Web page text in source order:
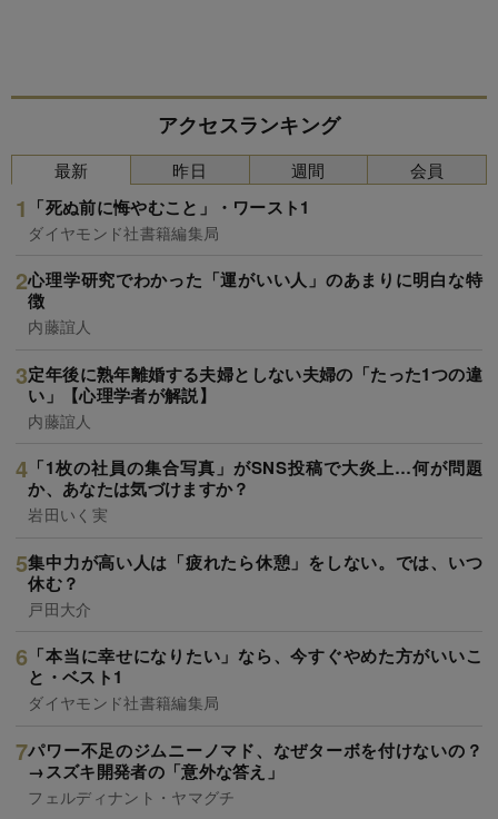
アクセスランキング
最新
「死ぬ前に悔やむこと」・ワースト1
ダイヤモンド社書籍編集局
心理学研究でわかった「運がいい人」のあまりに明白な特
徴
内藤誼人
定年後に熟年離婚する夫婦としない夫婦の「たった1つの違
い」【心理学者が解説】
内藤誼人
「1枚の社員の集合写真」がSNS投稿で大炎上…何が問題
か、あなたは気づけますか？
岩田いく実
集中力が高い人は「疲れたら休憩」をしない。では、いつ
休む？
戸田大介
「本当に幸せになりたい」なら、今すぐやめた方がいいこ
と・ベスト1
ダイヤモンド社書籍編集局
パワー不足のジムニーノマド、なぜターボを付けないの？
→スズキ開発者の「意外な答え」
フェルディナント・ヤマグチ
昨日 週間 会員